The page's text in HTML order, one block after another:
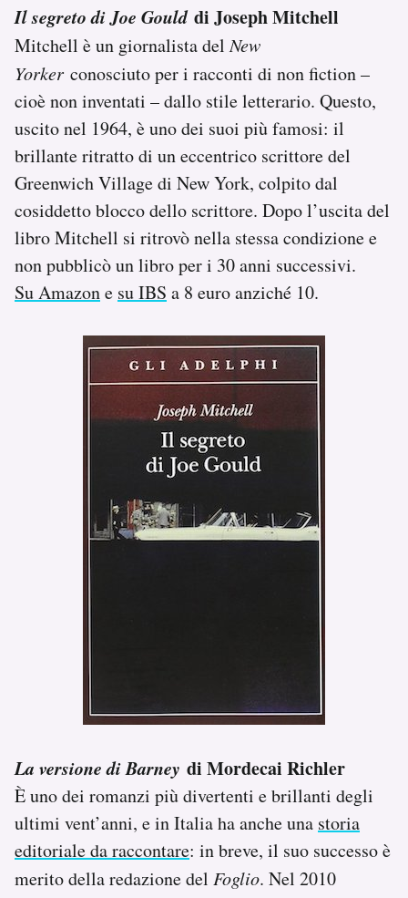
Il segreto di Joe Goulddi Joseph Mitchell
Mitchell è un giornalista delNew
Yorker conosciuto per i racconti di non fiction –
cioè non inventati – dallo stile letterario. Questo,
uscito nel 1964, è uno dei suoi più famosi: il
brillante ritratto di un eccentrico scrittore del
Greenwich Village di New York, colpito dal
cosiddetto blocco dello scrittore. Dopo l’uscita del
libro Mitchell si ritrovò nella stessa condizione e
non pubblicò un libro per i 30 anni successivi.
Su Amazone su IBS a 8 euro anziché 10.
La versione di Barney di Mordecai Richler
È uno dei romanzi più divertenti e brillanti degli
ultimi vent’anni, e in Italia ha anche una storia
editoriale da raccontare: in breve, il suo successo è
merito della redazione del Foglio. Nel 2010